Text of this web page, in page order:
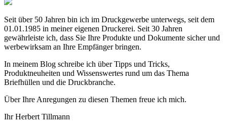
Seit über 50 Jahren bin ich im Druckgewerbe unterwegs, seit dem
01.01.1985 in meiner eigenen Druckerei. Seit 30 Jahren
gewährleiste ich, dass Sie Ihre Produkte und Dokumente sicher und
werbewirksam an Ihre Empfänger bringen.
In meinem Blog schreibe ich über Tipps und Tricks,
Produktneuheiten und Wissenswertes rund um das Thema
Briefhüllen und die Druckbranche.
Über Ihre Anregungen zu diesen Themen freue ich mich.
Ihr Herbert Tillmann